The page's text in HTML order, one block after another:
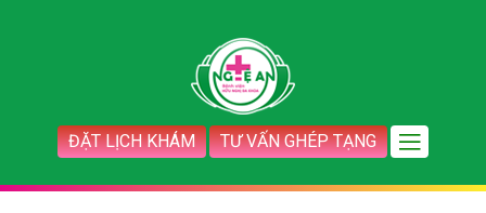
ĐẶT LỊCH KHÁM TƯ VẤN GHÉP TẠNG